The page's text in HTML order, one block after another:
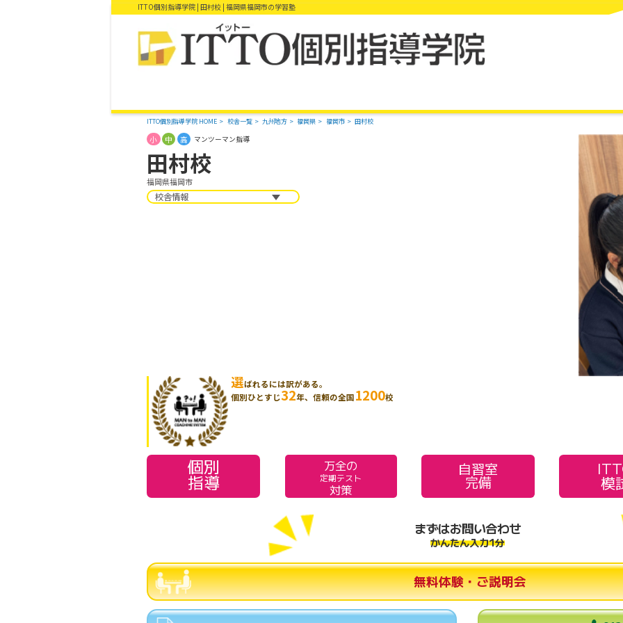
ITTO個別指導学院 | 田村校 | 福岡県福岡市の学習塾
ITTO個別指導学院 HOME 校舎一覧 九州地方 福岡県 福岡市 田村校
田村校
福岡県福岡市
小 中 高 マンツーマン指導
校舎情報
選ばれるには訳がある。
個別ひとすじ32年、信頼の全国1200校
個別
指導
万全の
定期テスト
対策
自習室
完備 模
まずはお問い合わせ
かんたん入力1分
無料体験・ご説明会